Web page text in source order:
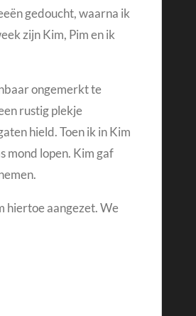
gedoucht, waarna ik
zijn Kim, Pim en ik
ongemerkt te
rustig plekje
hield. Toen ik in Kim
mond lopen. Kim gaf
hiertoe aangezet. We